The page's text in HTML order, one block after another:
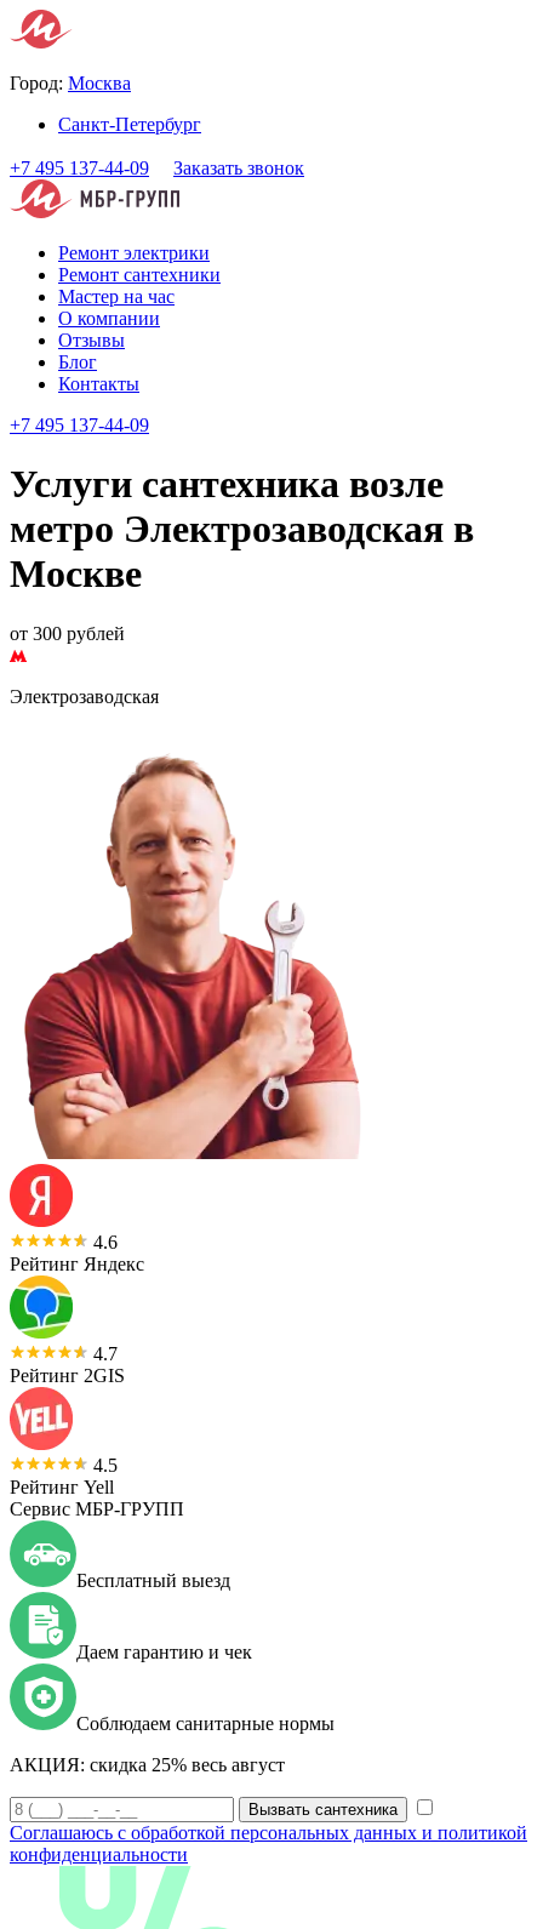
Город: Москва
Санкт-Петербург
+7 495 137-44-09 Заказать звонок
Ремонт электрики
Ремонт сантехники
Мастер на час
О компании
Отзывы
Блог
Контакты
+7 495 137-44-09
Услуги сантехника возле
метро Электрозаводская в
Москве
от 300 рублей
Электрозаводская
4.6
Рейтинг Яндекс
4.7
Рейтинг 2GIS
4.5
Рейтинг Yell
Сервис МБР-ГРУПП
Бесплатный выезд
Даем гарантию и чек
Соблюдаем санитарные нормы
АКЦИЯ: скидка 25% весь август
Вызвать сантехника
Соглашаюсь с обработкой персональных данных и политикой
конфиденциальности